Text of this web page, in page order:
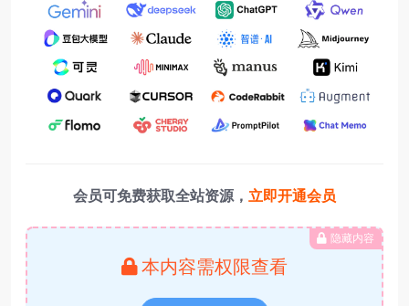
会员可免费获取全站资源， 立即开通会员
隐藏内容
本内容需权限查看